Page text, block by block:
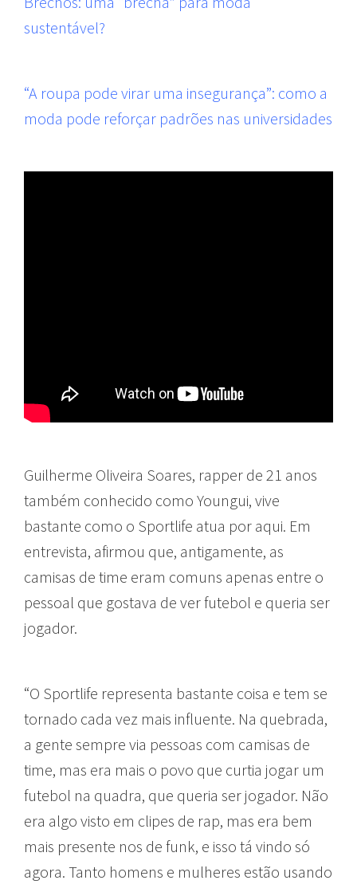
sustentável?
“A roupa pode virar uma insegurança”: como a
moda pode reforçar padrões nas universidades
Guilherme Oliveira Soares, rapper de 21 anos
também conhecido como Youngui, vive
bastante como o Sportlife atua por aqui. Em
entrevista, afirmou que, antigamente, as
camisas de time eram comuns apenas entre o
pessoal que gostava de ver futebol e queria ser
jogador.
“O Sportlife representa bastante coisa e tem se
tornado cada vez mais influente. Na quebrada,
a gente sempre via pessoas com camisas de
time, mas era mais o povo que curtia jogar um
futebol na quadra, que queria ser jogador. Não
era algo visto em clipes de rap, mas era bem
mais presente nos de funk, e isso tá vindo só
agora. Tanto homens e mulheres estão usando